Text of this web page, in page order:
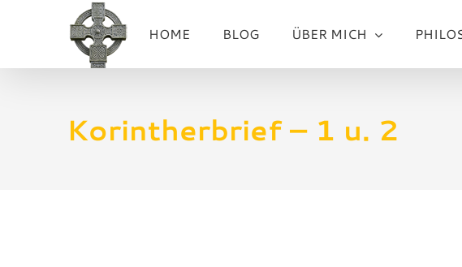
HOME BLOG ÜBER MICH
Korintherbrief – 1 u. 2